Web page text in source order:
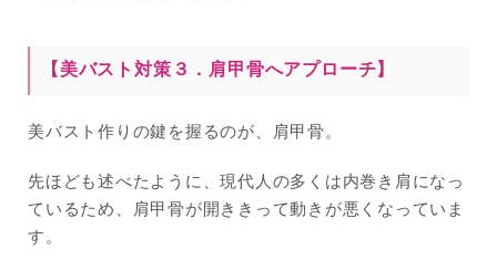
【美バスト対策３． 肩甲骨へアプローチ】
美バスト作りの鍵を握るのが、肩甲骨。
先ほども述べたように、現代人の多くは内巻き肩になっ
ているため、肩甲骨が開ききって動きが悪くなっていま
す。